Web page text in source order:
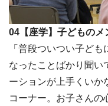
04【座学】子どもの
「普段ついつい子ど
なったことばかり聞い
ーションが上手くいか
コーナー。お子さんの